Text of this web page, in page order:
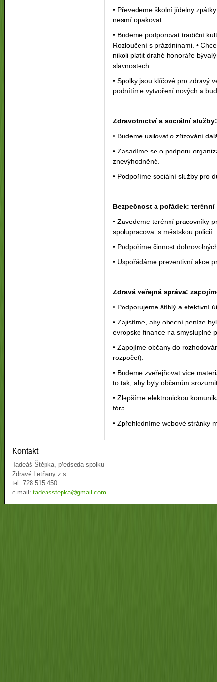
• Převedeme školní jídelny
nesmí opakovat.
• Budeme podporovat tradiční
Rozloučení s prázdninami. •
nikoli platit drahé honoráře
slavnostech.
• Spolky jsou klíčové pro zdravý
podnítíme vytvoření nových a
Zdravotnictví a sociální
• Budeme usilovat o zřizování
• Zasadíme se o podporu
znevýhodněné.
• Podpoříme sociální služby pro
Bezpečnost a pořádek:
• Zavedeme terénní pracovníky
spolupracovat s městskou policií.
• Podpoříme činnost
• Uspořádáme preventivní akce
Zdravá veřejná správa:
• Podporujeme štíhlý a efektivní
• Zajistíme, aby obecní peníze
evropské finance na smysluplné
• Zapojíme občany do
rozpočet).
• Budeme zveřejňovat více
to tak, aby byly občanům
• Zlepšíme elektronickou
fóra.
• Zpřehledníme webové stránky
Kontakt
Tadeáš Štěpka, předseda spolku
Zdravé Letňany z.s.
tel: 728 515 450
e-mail: tadeasstepka@gmail.com